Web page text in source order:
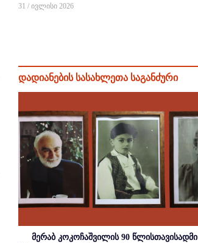
31 / ივლისი 2026
დადიანების სასახლეთა საგანძური
მერაბ კოკოჩაშვილის 90 წლისთავისადმი